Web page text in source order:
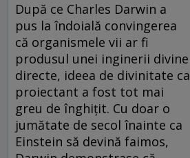
După ce Charles Darwin a
pus la îndoială convingerea
că organismele vii ar fi
produsul unei inginerii divine
directe, ideea de divinitate ca
proiectant a fost tot mai
greu de înghițit. Cu doar o
jumătate de secol înainte ca
Einstein să devină faimos,